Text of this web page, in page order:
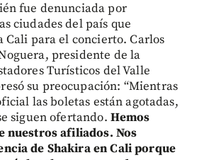
fue denunciada por
ciudades del país que
Cali para el concierto. Carlos
presidente de la
Turísticos del Valle
su preocupación: “Mientras
las boletas están agotadas,
siguen ofertando. Hemos
nuestros afiliados. Nos
de Shakira en Cali porque